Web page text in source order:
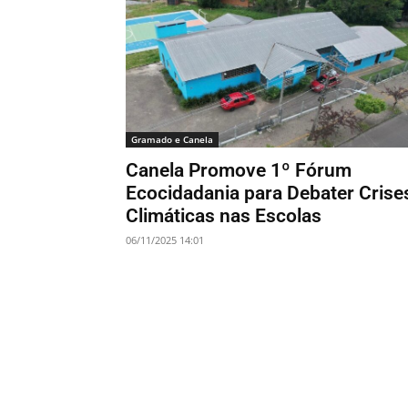
Gramado e Canela
Canela Promove 1º Fórum
Ecocidadania para Debater
Climáticas nas Escolas
06/11/2025 14:01